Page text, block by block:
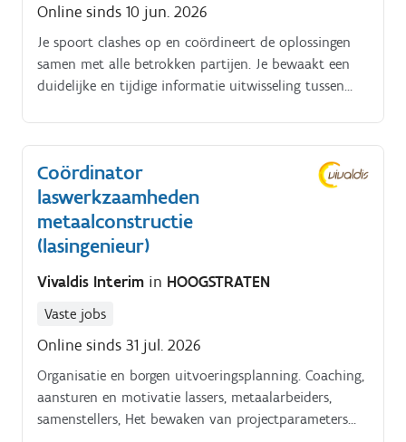
Online sinds 10 jun. 2026
Je spoort clashes op en coördineert de oplossingen
samen met alle betrokken partijen. Je bewaakt een
duidelijke en tijdige informatie uitwisseling tussen
Coördinator
laswerkzaamheden
metaalconstructie
(lasingenieur)
Vivaldis Interim in HOOGSTRATEN
Vaste jobs
Online sinds 31 jul. 2026
Organisatie en borgen uitvoeringsplanning. Coaching,
aansturen en motivatie lassers, metaalarbeiders,
samenstellers, Het bewaken van projectparameters